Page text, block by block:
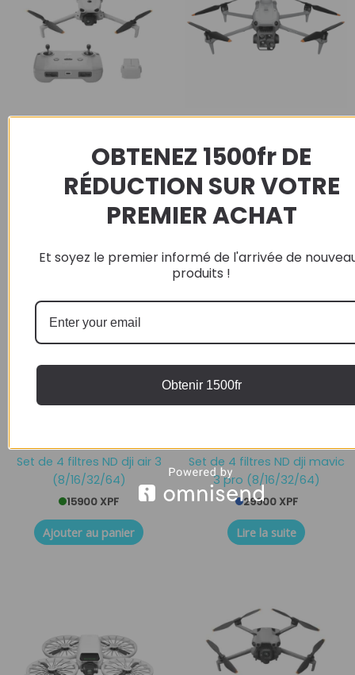
48500XPF
Ajouter au panier
DJI MATRICE 4T
Lire la suite
Set de 4 filtres ND dji air 3
(8/16/32/64)
15900 XPF
Ajouter au panier
Set de 4 filtres ND dji mavic
3 pro (8/16/32/64)
29900 XPF
Lire la suite
OBTENEZ 1500fr DE
RÉDUCTION SUR VOTRE
PREMIER ACHAT
Et soyez le premier informé de l'arrivée de
produits !
Obtenir 1500fr